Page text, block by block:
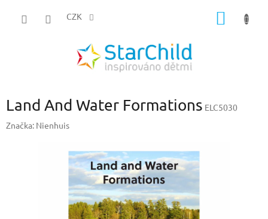
CZK
Land And Water Formations ELC5030
Značka: Nienhuis